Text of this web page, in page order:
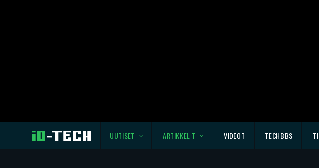
UUTISET ARTIKKELIT VIDEOT TECHBBS